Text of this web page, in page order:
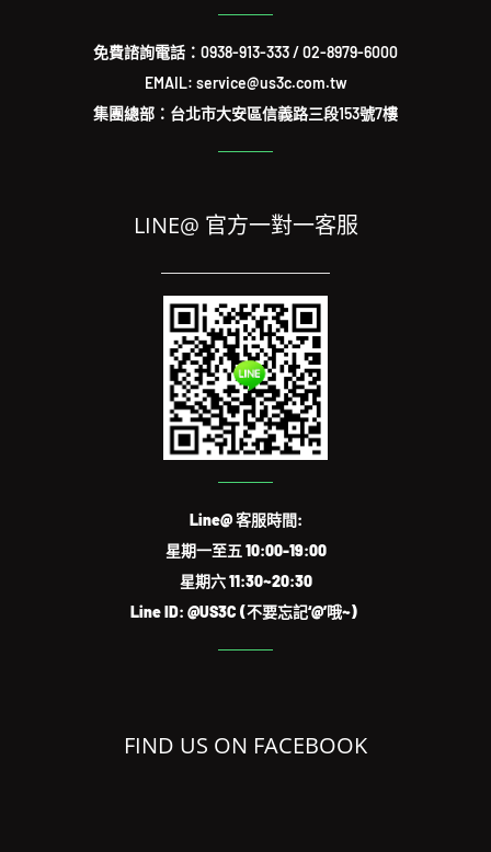
免費諮詢電話： 0938-913-333/02-8979-6000
EMAIL: service@us3c.com.tw
集團總部：台北市大安區信義路三段153號7樓
LINE@ 官方一對一客服
Line@ 客服時間:
星期一至五 10:00-19:00
星期六 11:30~20:30
Line ID: @US3C (不要忘記‘@’哦~)
FIND US ON FACEBOOK